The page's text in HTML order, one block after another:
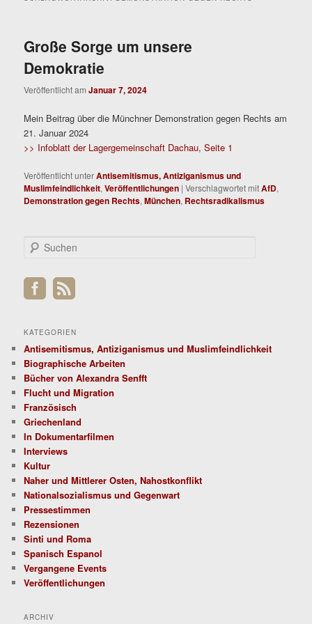
Große Sorge um unsere
Demokratie
Veröffentlicht amJanuar 7, 2024
Mein Beitrag über die Münchner Demonstration gegen Rechts am
21. Januar 2024
>> Infoblatt der Lagergemeinschaft Dachau, Seite 1
Veröffentlicht unterAntisemitismus, Antiziganismus und
Muslimfeindlichkeit,Veröffentlichungen |Verschlagwortet mitAfD,
Demonstration gegen Rechts,München, Rechtsradikalismus
h
e
KATEGORIEN
Antisemitismus, Antiziganismus und Muslimfeindlichkeit
Biographische Arbeiten
Bücher von Alexandra Senfft
Flucht und Migration
Französisch
Griechenland
In Dokumentarfilmen
Interviews
Kultur
Naher und Mittlerer Osten, Nahostkonflikt
Nationalsozialismus und Gegenwart
Pressestimmen
Rezensionen
Sinti und Roma
Spanisch Espanol
Vergangene Events
Veröffentlichungen
ARCHIV